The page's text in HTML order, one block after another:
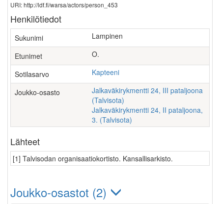
URI: http://ldf.fi/warsa/actors/person_453
Henkilötiedot
Sukunimi Lampinen
Etunimet O.
Sotilasarvo Kapteeni
Joukko-osasto
Jalkaväkirykmentti 24, III pataljoona
(Talvisota)
Jalkaväkirykmentti 24, II pataljoona,
3. (Talvisota)
Lähteet
[1] Talvisodan organisaatiokortisto. Kansallisarkisto.
Joukko-osastot (2)